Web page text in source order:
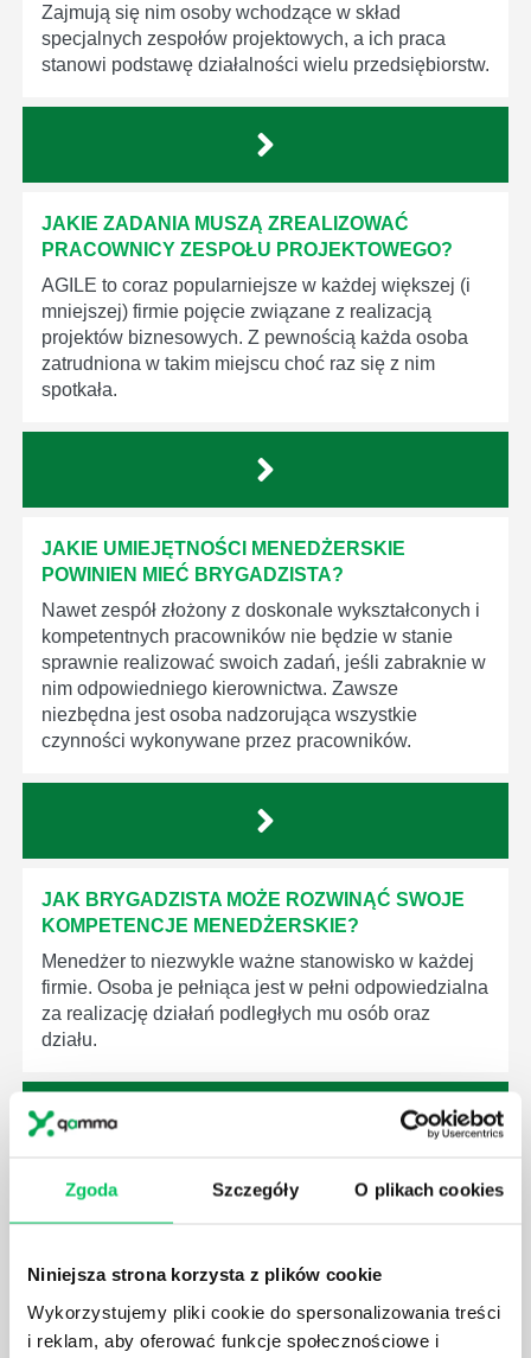
Zgoda Szczegóły O plikach cookies
Niniejsza strona korzysta z plików cookie
Wykorzystujemy pliki cookie do spersonalizowania treści
i reklam, aby oferować funkcje społecznościowe i
Zajmują się nim osoby wchodzące w skład
specjalnych zespołów projektowych, a ich praca
stanowi podstawę działalności wielu przedsiębiorstw.
JAKIE ZADANIA MUSZĄ ZREALIZOWAĆ
PRACOWNICY ZESPOŁU PROJEKTOWEGO?
AGILE to coraz popularniejsze w każdej większej (i
mniejszej) firmie pojęcie związane z realizacją
projektów biznesowych. Z pewnością każda osoba
zatrudniona w takim miejscu choć raz się z nim
spotkała.
JAKIE UMIEJĘTNOŚCI MENEDŻERSKIE
POWINIEN MIEĆ BRYGADZISTA?
Nawet zespół złożony z doskonale wykształconych i
kompetentnych pracowników nie będzie w stanie
sprawnie realizować swoich zadań, jeśli zabraknie w
nim odpowiedniego kierownictwa. Zawsze
niezbędna jest osoba nadzorująca wszystkie
czynności wykonywane przez pracowników.
JAK BRYGADZISTA MOŻE ROZWINĄĆ SWOJE
KOMPETENCJE MENEDŻERSKIE?
Menedżer to niezwykle ważne stanowisko w każdej
firmie. Osoba je pełniąca jest w pełni odpowiedzialna
za realizację działań podległych mu osób oraz
działu.
JAKĄ METODĘ ZARZĄDZANIA POWINIEN ZNAĆ
KAŻDY MENEDŻER?
się niezwykle przydatne. Zarządzanie zasobami
ludzkimi oraz poszczególnymi etapami projektu nie
jest jednak łatwe i warto mieć tego świadomość.